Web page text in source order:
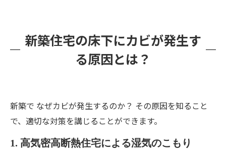
新築住宅の床下にカビが発生す
る原因とは？
新築で なぜカビが発生するのか？ その原因を知ること
で、適切な対策を講じることができます。
1. 高気密高断熱住宅による湿気のこもり